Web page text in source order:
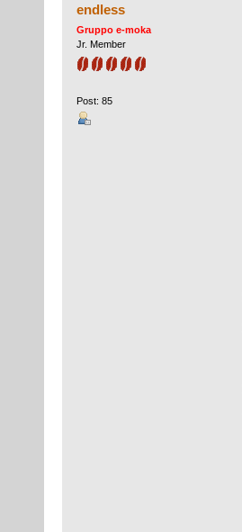
endless
Gruppo e-moka
Jr. Member
Post: 85